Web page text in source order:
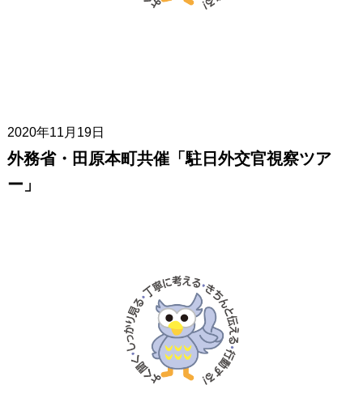
2020年11月19日
外務省・田原本町共催「駐日外交官視察ツア
ー」